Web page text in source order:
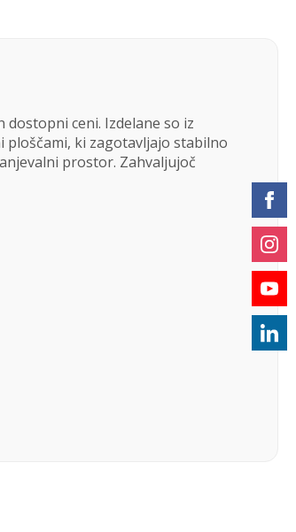
ceni. Izdelane so iz
ploščami, ki zagotavljajo stabilno
prostor. Zahvaljujoč